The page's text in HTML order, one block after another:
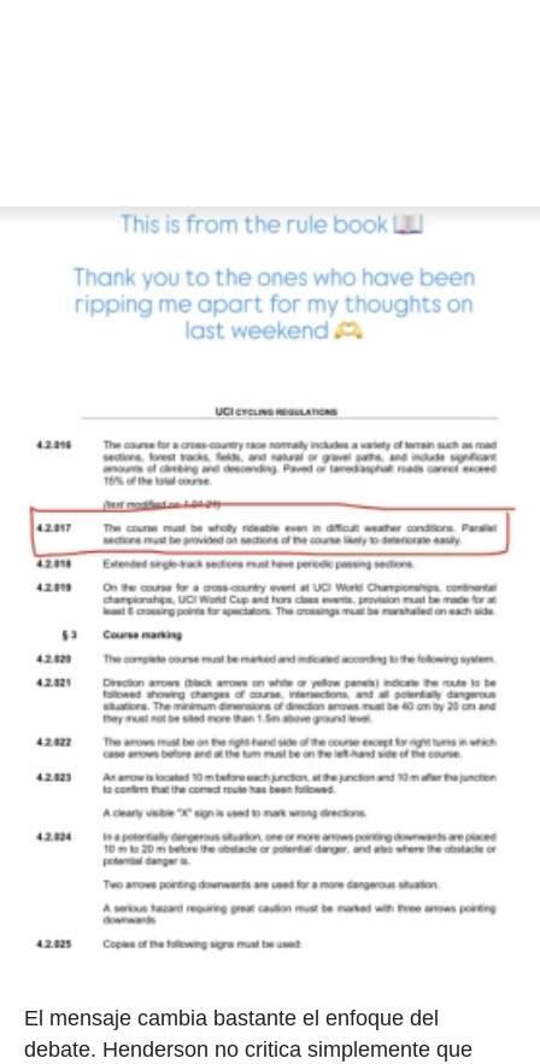
El mensaje cambia bastante el enfoque del
debate. Henderson no critica simplemente que